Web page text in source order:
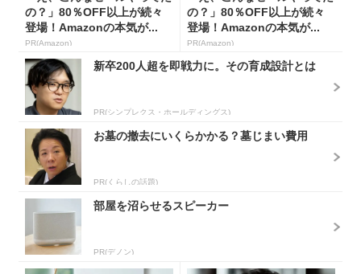
の？」80％OFF以上が続々
登場！Amazonの本気が...
PR(Amazon)
の？」80％OFF以上が続々
登場！Amazonの本気が...
PR(Amazon)
新卒200人超を即戦力に。その育成設計とは
PR(シンプレクス・ホールディングス)
お墓の撤去にいくらかかる？墓じまい費用
PR(くらしの話題)
部屋を沼らせるスピーカー
PR(デノン)